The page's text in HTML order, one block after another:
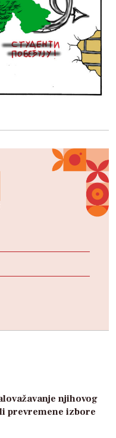
njihovog
prevremene izbore